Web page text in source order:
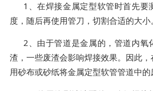
1、在焊接金属定型软管时首先要
度，随后再使用管刀，切割合适的大小。
2、由于管道是金属的，管道内氧
渣，一些废渣会影响焊接效果。因此
用砂布或砂纸将金属定型软管管道中的